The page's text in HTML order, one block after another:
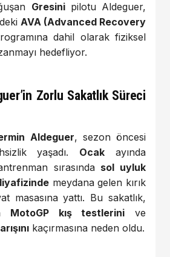
Gresinipilotu Aldeguer,
AVA (Advanced Recovery
dahil olarak fiziksel
hedefliyor.
Zorlu Sakatlık Süreci
Aldeguer, sezon öncesi
yaşadı. Ocak ayında
sırasında sol uyluk
meydana gelen kırık
masasına yattı. Bu sakatlık,
MotoGP kış testlerini ve
kaçırmasına neden oldu.